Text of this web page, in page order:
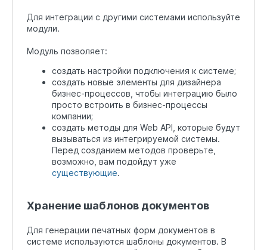
Для интеграции с другими системами используйте
модули.
Модуль позволяет:
создать настройки подключения к системе;
создать новые элементы для дизайнера
бизнес-процессов, чтобы интеграцию было
просто встроить в бизнес-процессы
компании;
создать методы для Web API, которые будут
вызываться из интегрируемой системы.
Перед созданием методов проверьте,
возможно, вам подойдут уже
существующие.
Хранение шаблонов документов
Для генерации печатных форм документов в
системе используются шаблоны документов. В